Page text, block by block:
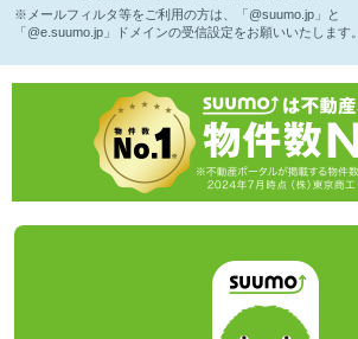
※メールフィルタ等をご利用の方は、「@suumo.jp」と
「@e.suumo.jp」ドメインの受信設定をお願いいたします。